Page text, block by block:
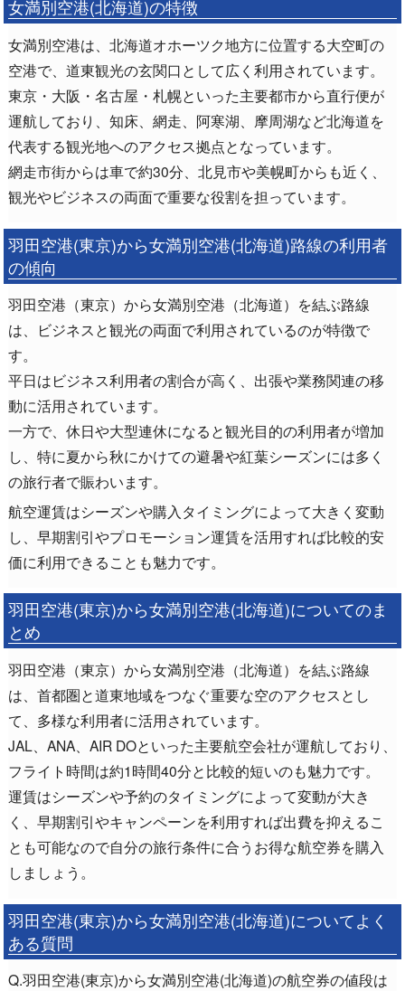
女満別空港(北海道)の特徴
女満別空港は、北海道オホーツク地方に位置する大空町の
空港で、道東観光の玄関口として広く利用されています。
東京・大阪・名古屋・札幌といった主要都市から直行便が
運航しており、知床、網走、阿寒湖、摩周湖など北海道を
代表する観光地へのアクセス拠点となっています。
網走市街からは車で約30分、北見市や美幌町からも近く、
観光やビジネスの両面で重要な役割を担っています。
羽田空港(東京)から女満別空港(北海道)路線の利用者
の傾向
羽田空港（東京）から女満別空港（北海道）を結ぶ路線
は、ビジネスと観光の両面で利用されているのが特徴で
す。
平日はビジネス利用者の割合が高く、出張や業務関連の移
動に活用されています。
一方で、休日や大型連休になると観光目的の利用者が増加
し、特に夏から秋にかけての避暑や紅葉シーズンには多く
の旅行者で賑わいます。
航空運賃はシーズンや購入タイミングによって大きく変動
し、早期割引やプロモーション運賃を活用すれば比較的安
価に利用できることも魅力です。
羽田空港(東京)から女満別空港(北海道)についてのま
とめ
羽田空港（東京）から女満別空港（北海道）を結ぶ路線
は、首都圏と道東地域をつなぐ重要な空のアクセスとし
て、多様な利用者に活用されています。
JAL、ANA、AIR DOといった主要航空会社が運航しており、
フライト時間は約1時間40分と比較的短いのも魅力です。
運賃はシーズンや予約のタイミングによって変動が大き
く、早期割引やキャンペーンを利用すれば出費を抑えるこ
とも可能なので自分の旅行条件に合うお得な航空券を購入
しましょう。
羽田空港(東京)から女満別空港(北海道)についてよく
ある質問
Q.羽田空港(東京)から女満別空港(北海道)の航空券の値段は